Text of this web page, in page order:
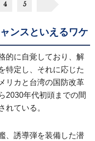
4 5
ンスといえるワケ
的に自覚しており、解
特定し、それに応じた
リカと台湾の国防改革
2030年代初頭までの間
れている。
、誘導弾を装備した潜